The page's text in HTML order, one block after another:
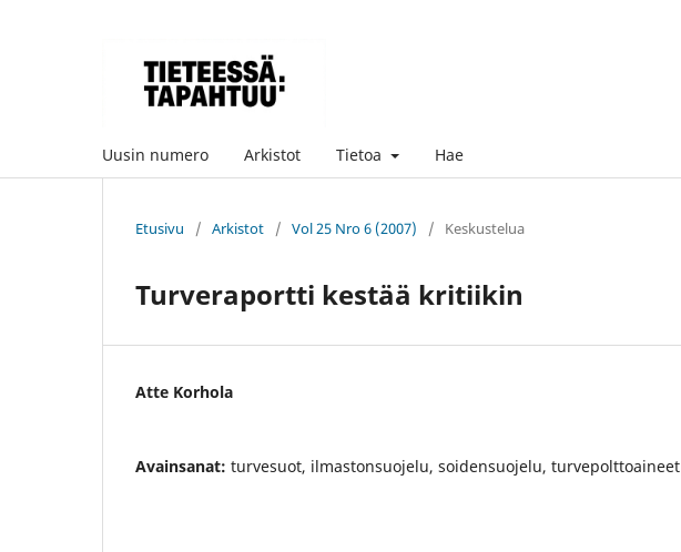
Uusin numero Arkistot Tietoa Hae
Etusivu / Arkistot / Vol 25 Nro 6 (2007) / Keskustelua
Turveraportti kestää kritiikin
Atte Korhola
Avainsanat: turvesuot, ilmastonsuojelu, soidensuojelu, turvepolttoaineet